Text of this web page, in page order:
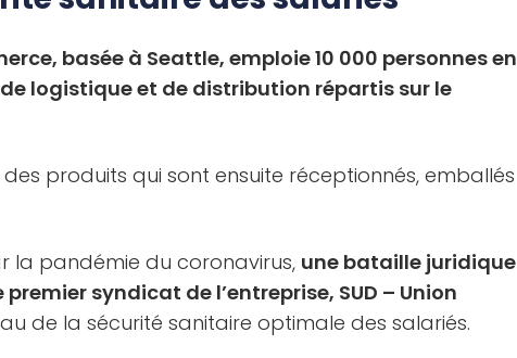
basée à Seattle, emploie 10 000 personnes en
logistique et de distribution répartis sur le
produits qui sont ensuite réceptionnés, emballés
la pandémie du coronavirus, une bataille juridique
syndicat de l’entreprise, SUD – Union
de la sécurité sanitaire optimale des salariés.